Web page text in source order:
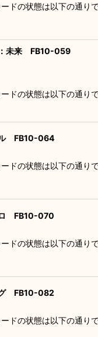
ドの状態は以下の通り
：未来 FB10-059
ドの状態は以下の通り
ル FB10-064
ドの状態は以下の通り
ロ FB10-070
ドの状態は以下の通り
グ FB10-082
ドの状態は以下の通り